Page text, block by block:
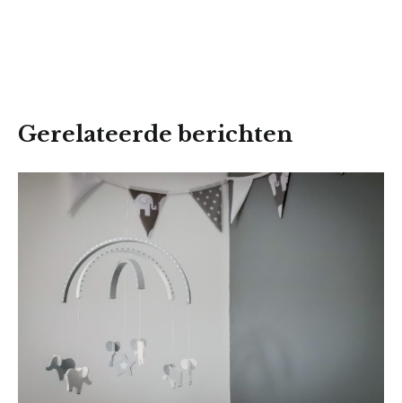
Gerelateerde berichten